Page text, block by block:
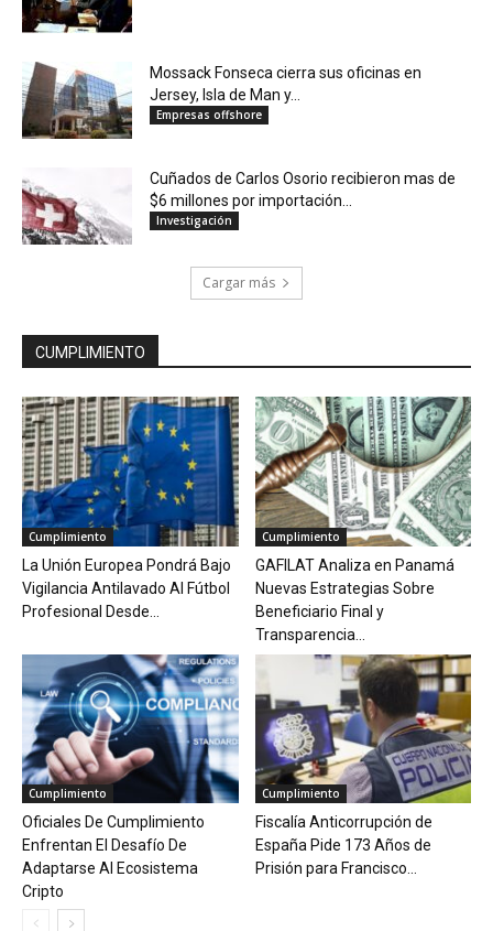
Mossack Fonseca cierra sus oficinas en
Jersey, Isla de Man y...
Empresas offshore
Cuñados de Carlos Osorio recibieron mas de
$6 millones por importación...
Investigación
Cargar más
CUMPLIMIENTO
Cumplimiento
La Unión Europea Pondrá Bajo
Vigilancia Antilavado Al Fútbol
Profesional Desde...
Cumplimiento
GAFILAT Analiza en Panamá
Nuevas Estrategias Sobre
Beneficiario Final y
Transparencia...
Cumplimiento
Oficiales De Cumplimiento
Enfrentan El Desafío De
Adaptarse Al Ecosistema
Cripto
Cumplimiento
Fiscalía Anticorrupción de
España Pide 173 Años de
Prisión para Francisco...